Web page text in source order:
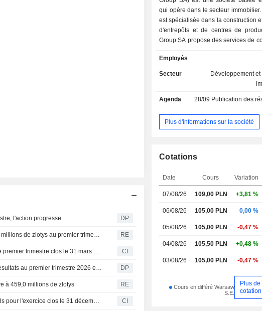
l'action progresse DP
MLP Group : le bénéfice net s'établit à 32,5 millions de zlotys au premier trimestre RE
MLP Group S.A. publie ses résultats pour le premier trimestre clos le 31 mars 2026 CI
MLP affiche une forte progression de ses résultats au premier trimestre 2026 et confirme ses objectifs DP
à 459,0 millions de zlotys RE
MLP Group S.A. publie ses résultats annuels pour l'exercice clos le 31 décembre 2025 CI
qui opère dans le secteur
est spécialisée dans la construction
d'entrepôts et de centres de
Group SA propose des services de
à une clientèle nationale et
société exploite quatre parcs
Pruszkow I, MLP Pruszkow II, MLP
logistique MLP Bierun. L'actionnaire
Bas.
Employés
Secteur
Développement
Agenda 28/09 Publication des résultats
Plus d'informations sur la société
Cotations
Date Cours Variation
07/08/26 109,00PLN +3,81 %
06/08/26 105,00 PLN 0,00 %
05/08/26 105,00 PLN -0,47 %
04/08/26 105,50 PLN +0,48 %
03/08/26 105,00 PLN -0,47 %
Cours en différé Warsaw
S.E.
Plus de